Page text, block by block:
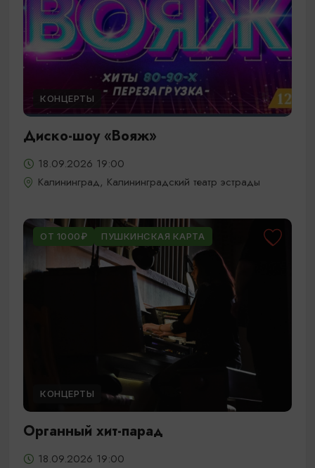
КОНЦЕРТЫ
Диско-шоу «Вояж»
18.09.2026 19:00
Калининград, Калининградский театр эстрады
ОТ 1000₽ ПУШКИНСКАЯ КАРТА
КОНЦЕРТЫ
Органный хит-парад
18.09.2026 19:00